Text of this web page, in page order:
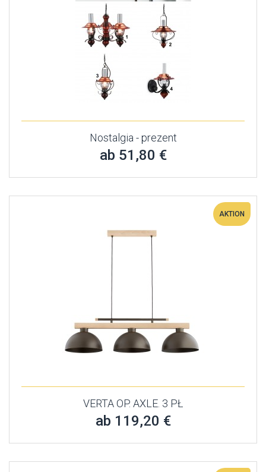
Nostalgia - prezent
ab 51,80 €
AKTION
VERTA OP. AXLE. 3 PŁ
ab 119,20 €